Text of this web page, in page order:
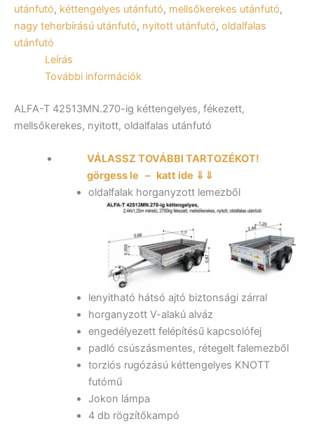
2700kg
össztömeg
mennyiség
utánfutó, kéttengelyes utánfutó, mellsőkerekes utánfutó,
nagy teherbírású utánfutó, nyitott utánfutó, oldalfalas
utánfutó
Leírás
További információk
ALFA-T 42513MN.270-ig kéttengelyes, fékezett,
mellsőkerekes, nyitott, oldalfalas utánfutó
VÁLASSZ TOVÁBBI TARTOZÉKOT!
görgess le – katt ide ⇓⇓
oldalfalak horganyzott lemezből
lenyitható hátsó ajtó biztonsági zárral
horganyzott V-alakú alváz
engedélyezett felépítésű kapcsolófej
padló csúszásmentes, rétegelt falemezből
torziós rugózású kéttengelyes KNOTT
futómű
Jokon lámpa
4 db rögzítőkampó